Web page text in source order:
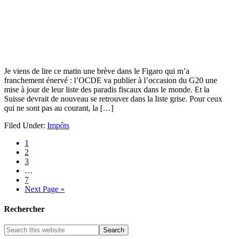
Je viens de lire ce matin une brève dans le Figaro qui m’a
franchement énervé : l’OCDE va publier à l’occasion du G20 une
mise à jour de leur liste des paradis fiscaux dans le monde. Et la
Suisse devrait de nouveau se retrouver dans la liste grise. Pour ceux
qui ne sont pas au courant, la […]
Filed Under: Impôts
1
2
3
…
7
Next Page »
Rechercher